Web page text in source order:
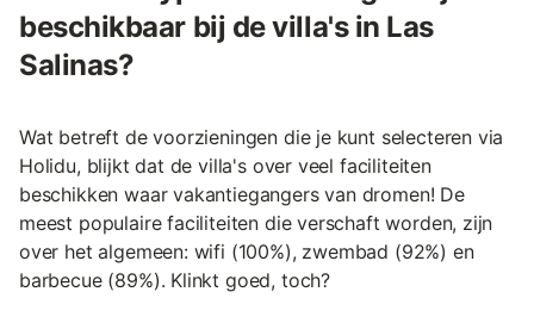
beschikbaar bij de villa's in Las
Salinas?
Wat betreft de voorzieningen die je kunt selecteren via
Holidu, blijkt dat de villa's over veel faciliteiten
beschikken waar vakantiegangers van dromen! De
meest populaire faciliteiten die verschaft worden, zijn
over het algemeen: wifi (100%), zwembad (92%) en
barbecue (89%). Klinkt goed, toch?